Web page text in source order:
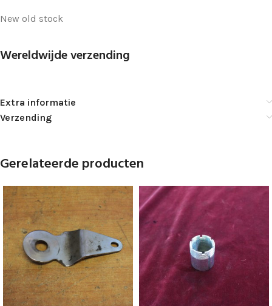
New old stock
Wereldwijde verzending
Extra informatie
Verzending
Gerelateerde producten